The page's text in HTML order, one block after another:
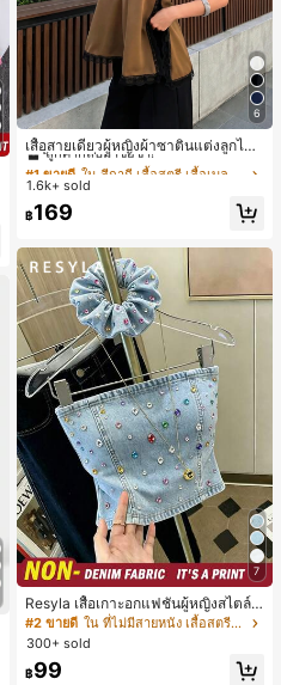
6
เสื้อสายเดี่ยวผู้หญิงผ้าซาตินแต่งลูกไม้
- เสื้อสายเดี่ยวฤดูร้อนสีคากีมีรอยผ่าด้า
นข้างที่น่าดึงดูดแบบสบายๆ
#1 ขายดี
ใน สีกากี เสื้อสตรี เสื้อเบลาส์ & Tee
ลูกค้ากลับมาซื้อซ้ำ!
#1 ขายดี
ลูกค้ากลับมาซื้อซ้ำ!
#1 ขายดี
ลูกค้ากลับมาซื้อซ้ำ!
#1 ขายดี
ใน สีกากี เสื้อสตรี เสื้อเบลาส์ & Tee
1.6k+ sold
฿169
7
Resyla เสื้อเกาะอกแฟชั่นผู้หญิงสไตล์ซั
มเมอร์อเนกประสงค์ลายเดนิม แนะนำ
สำหรับงานหนัก ขายดี ตกแต่งเพชรสีสั
นสดใสพิมพ์ลาย เหมาะสำหรับใส่ประ
จำวัน
#2 ขายดี
ใน ที่ไม่มีสายหนัง เสื้อสตรี เสื้อเบลาส์ & Tee
300+ sold
฿99